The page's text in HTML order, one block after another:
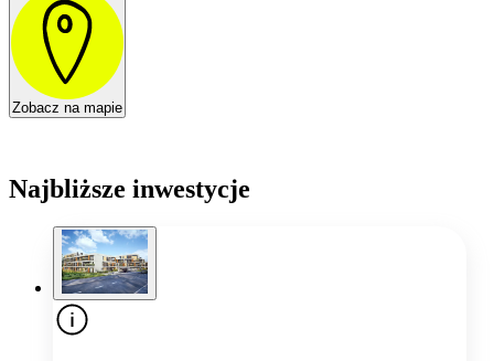
Zobacz na mapie
Najbliższe inwestycje